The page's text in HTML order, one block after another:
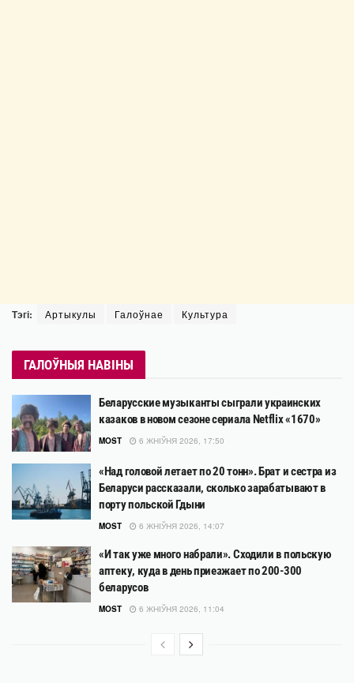
Тэгі: Артыкулы Галоўнае Культура
ГАЛОЎНЫЯ НАВІНЫ
Беларусские музыканты сыграли украинских
казаков в новом сезоне сериала Netflix «1670»
MOST 6 ЖНІЎНЯ 2026, 17:50
«Над головой летает по 20 тонн». Брат и сестра из
Беларуси рассказали, сколько зарабатывают в
порту польской Гдыни
MOST 6 ЖНІЎНЯ 2026, 14:07
«И так уже много набрали». Сходили в польскую
аптеку, куда в день приезжает по 200-300
беларусов
MOST 6 ЖНІЎНЯ 2026, 11:04